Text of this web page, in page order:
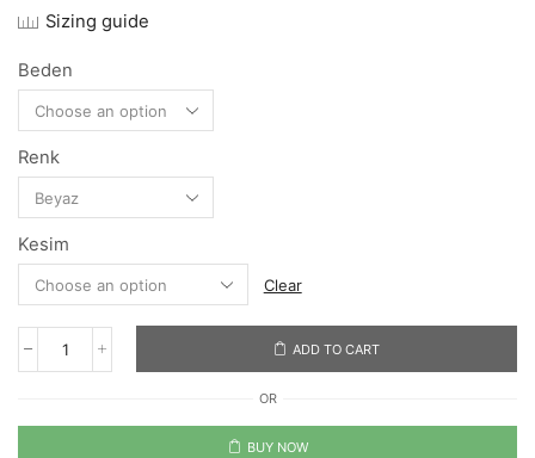
Sizing guide
Beden
Renk
Kesim
Clear
Kite
V.II
ADD TO CART
OR
BUY NOW